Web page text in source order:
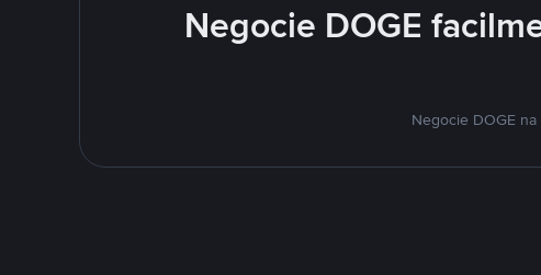
Negocie DOGE
Negocie DOGE